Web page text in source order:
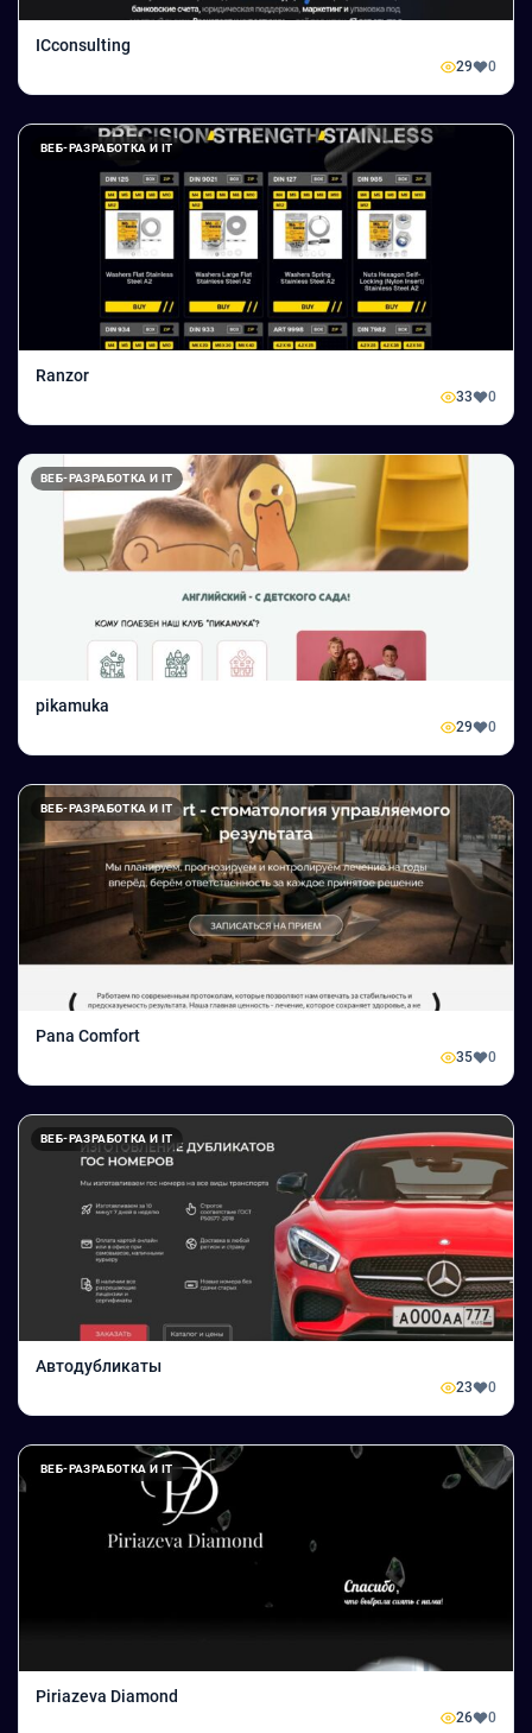
ICconsulting
29 0
ВЕБ-РАЗРАБОТКА И IT
Ranzor
33 0
ВЕБ-РАЗРАБОТКА И IT
pikamuka
29 0
ВЕБ-РАЗРАБОТКА И IT
Pana Comfort
35 0
ВЕБ-РАЗРАБОТКА И IT
Автодубликаты
23 0
ВЕБ-РАЗРАБОТКА И IT
Piriazeva Diamond
26 0